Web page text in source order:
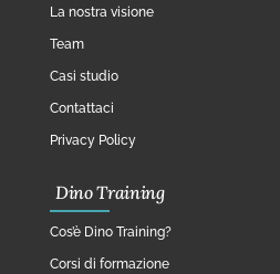
La nostra visione
Team
Casi studio
Contattaci
Privacy Policy
Dino Training
Cos’è Dino Training?
Corsi di formazione